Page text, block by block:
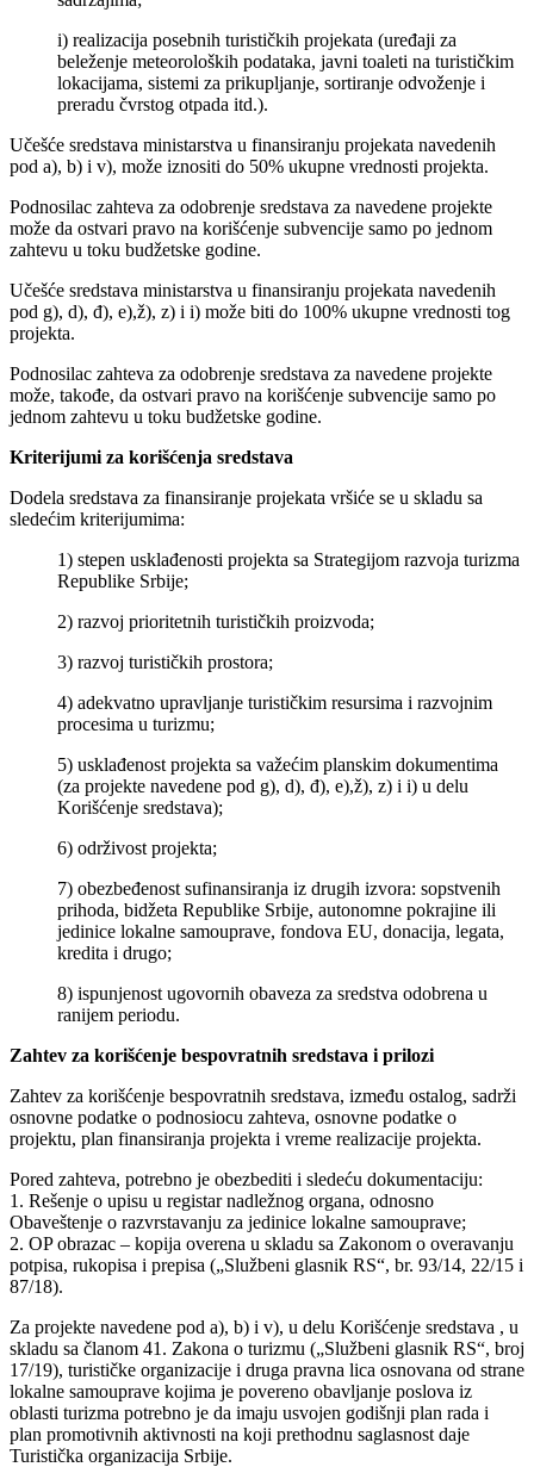
i) realizacija posebnih turističkih projekata (uređaji za
beleženje meteoroloških podataka, javni toaleti na turističkim
lokacijama, sistemi za prikupljanje, sortiranje odvoženje i
preradu čvrstog otpada itd.).
Učešće sredstava ministarstva u finansiranju projekata navedenih
pod a), b) i v), može iznositi do 50% ukupne vrednosti projekta.
Podnosilac zahteva za odobrenje sredstava za navedene projekte
može da ostvari pravo na korišćenje subvencije samo po jednom
zahtevu u toku budžetske godine.
Učešće sredstava ministarstva u finansiranju projekata navedenih
pod g), d), đ), e),ž), z) i i) može biti do 100% ukupne vrednosti tog
projekta.
Podnosilac zahteva za odobrenje sredstava za navedene projekte
može, takođe, da ostvari pravo na korišćenje subvencije samo po
jednom zahtevu u toku budžetske godine.
Kriterijumi za korišćenja sredstava
Dodela sredstava za finansiranje projekata vršiće se u skladu sa
sledećim kriterijumima:
1) stepen usklađenosti projekta sa Strategijom razvoja turizma
Republike Srbije;
2) razvoj prioritetnih turističkih proizvoda;
3) razvoj turističkih prostora;
4) adekvatno upravljanje turističkim resursima i razvojnim
procesima u turizmu;
5) usklađenost projekta sa važećim planskim dokumentima
(za projekte navedene pod g), d), đ), e),ž), z) i i) u delu
Korišćenje sredstava);
6) održivost projekta;
7) obezbeđenost sufinansiranja iz drugih izvora: sopstvenih
prihoda, bidžeta Republike Srbije, autonomne pokrajine ili
jedinice lokalne samouprave, fondova EU, donacija, legata,
kredita i drugo;
8) ispunjenost ugovornih obaveza za sredstva odobrena u
ranijem periodu.
Zahtev za korišćenje bespovratnih sredstava i prilozi
Zahtev za korišćenje bespovratnih sredstava, između ostalog, sadrži
osnovne podatke o podnosiocu zahteva, osnovne podatke o
projektu, plan finansiranja projekta i vreme realizacije projekta.
Pored zahteva, potrebno je obezbediti i sledeću dokumentaciju:
1. Rešenje o upisu u registar nadležnog organa, odnosno
Obaveštenje o razvrstavanju za jedinice lokalne samouprave;
2. OP obrazac – kopija overena u skladu sa Zakonom o overavanju
potpisa, rukopisa i prepisa („Službeni glasnik RS“, br. 93/14, 22/15 i
87/18).
Za projekte navedene pod a), b) i v), u delu Korišćenje sredstava , u
skladu sa članom 41. Zakona o turizmu („Službeni glasnik RS“, broj
17/19), turističke organizacije i druga pravna lica osnovana od strane
lokalne samouprave kojima je povereno obavljanje poslova iz
oblasti turizma potrebno je da imaju usvojen godišnji plan rada i
plan promotivnih aktivnosti na koji prethodnu saglasnost daje
Turistička organizacija Srbije.